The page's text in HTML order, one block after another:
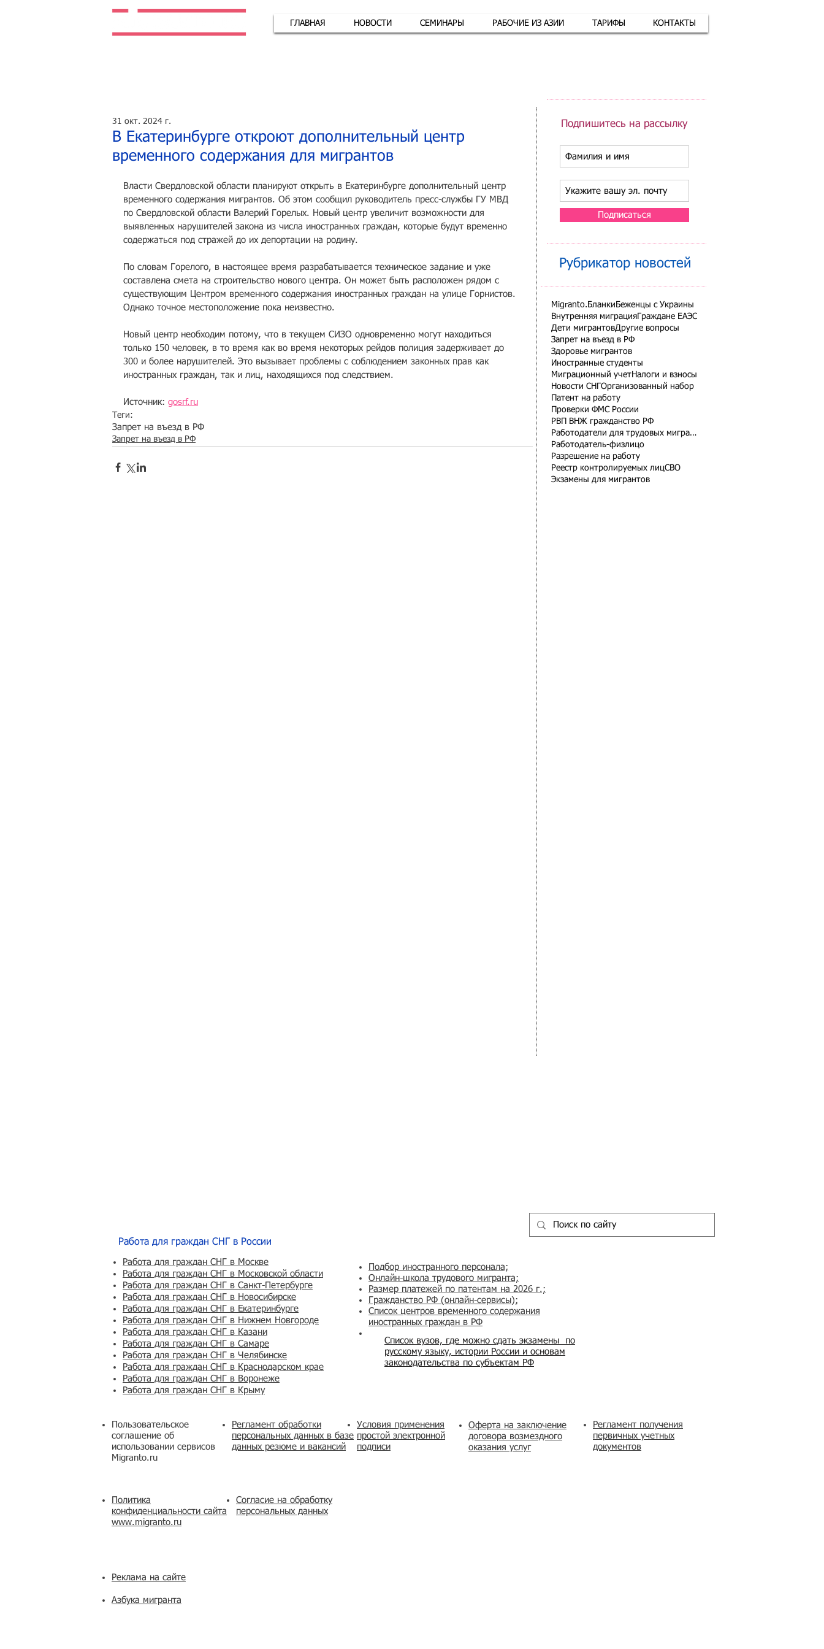
ГЛАВНАЯ НОВОСТИ СЕМИНАРЫ РАБОЧИЕ ИЗ АЗИИ ТАРИФЫ КОНТАКТЫ
В Екатеринбурге откроют дополнительный центр
временного содержания для мигрантов
31 окт. 2024 г.
Власти Свердловской области планируют открыть в Екатеринбурге дополнительный центр
временного содержания мигрантов. Об этом сообщил руководитель пресс-службы ГУ МВД
по Свердловской области Валерий Горелых. Новый центр увеличит возможности для
выявленных нарушителей закона из числа иностранных граждан, которые будут временно
содержаться под стражей до их депортации на родину.
По словам Горелого, в настоящее время разрабатывается техническое задание и уже
составлена смета на строительство нового центра. Он может быть расположен рядом с
существующим Центром временного содержания иностранных граждан на улице Горнистов.
Однако точное местоположение пока неизвестно.
Новый центр необходим потому, что в текущем СИЗО одновременно могут находиться
только 150 человек, в то время как во время некоторых рейдов полиция задерживает до
300 и более нарушителей. Это вызывает проблемы с соблюдением законных прав как
иностранных граждан, так и лиц, находящихся под следствием.
Источник: gosrf.ru
Теги:
Запрет на въезд в РФ
Запрет на въезд в РФ
Подпишитесь на рассылку
Подписаться
Рубрикатор новостей
Migranto.Бланки Беженцы с Украины
Внутренняя миграция Граждане ЕАЭС
Дети мигрантовДругие вопросы
Запрет на въезд в РФ
Здоровье мигрантов
Иностранные студенты
Миграционный учетНалоги и взносы
Новости СНГ Организованный набор
Патент на работу
Проверки ФМС России
РВП ВНЖ гражданство РФ
Работодатели для трудовых мигрантов
Работодатель-физлицо
Разрешение на работу
Реестр контролируемых лицСВО
Экзамены для мигрантов
Работа для граждан СНГ в России
Работа для граждан СНГ в Москве
Работа для граждан СНГ в Московской области
Работа для граждан СНГ в Санкт-Петербурге
Работа для граждан СНГ в Новосибирске
Работа для граждан СНГ в Екатеринбурге
Работа для граждан СНГ в Нижнем Новгороде
Работа для граждан СНГ в Казани
Работа для граждан СНГ в Самаре
Работа для граждан СНГ в Челябинске
Работа для граждан СНГ в Краснодарском крае
Работа для граждан СНГ в Воронеже
Работа для граждан СНГ в Крыму
Пользовательское
соглашение об
использовании сервисов
Migranto.ru
Регламент обработки
персональных данных в базе
данных резюме и вакансий
Политика
конфиденциальности сайта
www.migranto.ru
Согласие на обработку
персональных данных
Реклама на сайте
Азбука мигранта
Список вузов, где можно сдать экзамены по
русскому языку, истории России и основам
законодательства по субъектам РФ
Подбор иностранного персонала;
Онлайн-школа трудового мигранта;
Размер платежей по патентам на 2026 г.;
Гражданство РФ (онлайн-сервисы);
Список центров временного содержания
иностранных граждан в РФ
Условия применения
простой электронной
подписи
​Оферта на заключение
договора возмездного
оказания услуг
Регламент получения
первичных учетных
документов